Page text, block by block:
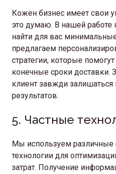
Кожен бизнес имеет свои
это думаю. В нашей
найти для вас
предлагаем
стратегии, которые
конечные сроки доставки.
клиент завжди залишаться
результатов.
5. Частные
Мы используем
технологии для
затрат. Получение